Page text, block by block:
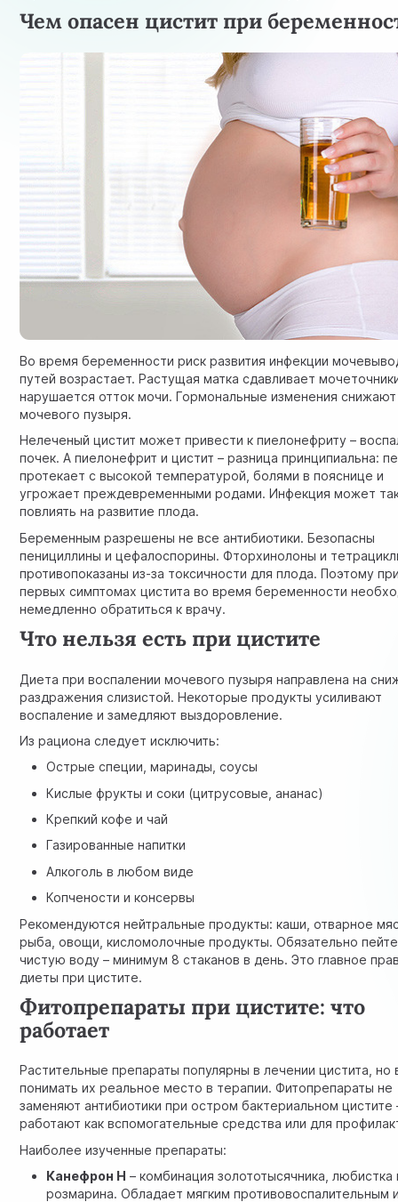
Чем опасен цистит при
Во время беременности риск развитияинфекции
путей возрастает. Растущая матка сдавливает
нарушается отток мочи. Гормональные изменения
мочевого пузыря.
Нелеченый цистит может привести к пиелонефриту –
почек. А пиелонефрит и цистит – разница принципиальна:
протекает с высокой температурой, болями в пояснице и
угрожает преждевременными родами. Инфекция может
повлиять на развитие плода.
Беременным разрешены не все антибиотики. Безопасны
пенициллины и цефалоспорины. Фторхинолоны и
противопоказаны из-за токсичности для плода. Поэтому
первых симптомах цистита во время беременности
немедленно обратиться к врачу.
Что нельзя есть при цистите
Диета при воспалении мочевого пузыря направлена на
раздражения слизистой. Некоторые продукты усиливают
воспаление и замедляют выздоровление.
Из рациона следует исключить:
Острые специи, маринады, соусы
Кислые фрукты и соки (цитрусовые, ананас)
Крепкий кофе и чай
Газированные напитки
Алкоголь в любом виде
Копчености и консервы
Рекомендуются нейтральные продукты: каши, отварное
рыба, овощи, кисломолочные продукты. Обязательно пейте
чистую воду – минимум 8 стаканов в день. Это главное
диеты при цистите.
Фитопрепараты при цистите: что
работает
Растительные препараты популярны в лечении цистита, но
понимать их реальное место в терапии. Фитопрепараты не
заменяют антибиотики при остром бактериальном цистите
работают как вспомогательные средства или для
Наиболее изученные препараты:
Канефрон Н – комбинация золототысячника, любистка
розмарина. Обладает мягким противовоспалительным